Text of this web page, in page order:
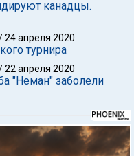
канадцы.
24 апреля 2020
турнира
22 апреля 2020
"Неман" заболели